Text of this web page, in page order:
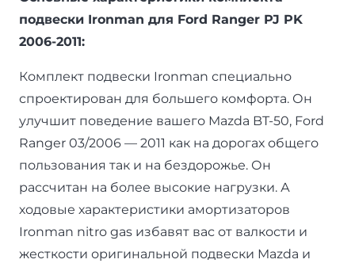
подвески Ironman для Ford Ranger PJ PK
2006-2011:
Комплект подвески Ironman специально
спроектирован для большего комфорта. Он
улучшит поведение вашего Mazda BT-50, Ford
Ranger 03/2006 — 2011 как на дорогах общего
пользования так и на бездорожье. Он
рассчитан на более высокие нагрузки. А
ходовые характеристики амортизаторов
Ironman nitro gas избавят вас от валкости и
жесткости оригинальной подвески Mazda и